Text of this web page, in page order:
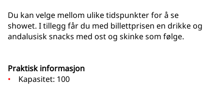
Du kan velge mellom ulike tidspunkter for å se
showet. I tillegg får du med billettprisen en drikke og
andalusisk snacks med ost og skinke som følge.
Praktisk informasjon
Kapasitet: 100